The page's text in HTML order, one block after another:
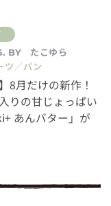
BY
たこゆら
／パン
8月だけの新作！
りの甘じょっぱい
あんバター」が